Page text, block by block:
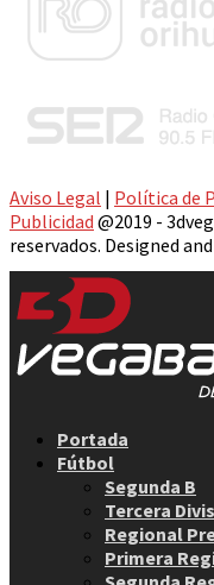
Aviso Legal | Política de
Publicidad @2019 -
reservados. Designed
Portada
Fútbol
Segunda B
Tercera
Regional
Primera